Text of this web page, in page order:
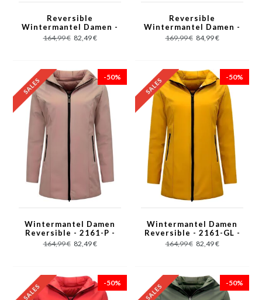
Reversible
Wintermantel Damen -
2161-B - Blau
164,99 € 82,49 €
Reversible
Wintermantel Damen -
2161/62 - Schwarz
169,99 € 84,99 €
-50%
Wintermantel Damen
Reversible - 2161-P -
Rosa
164,99 € 82,49 €
-50%
Wintermantel Damen
Reversible - 2161-GL -
Gelb
164,99 € 82,49 €
-50% -50%